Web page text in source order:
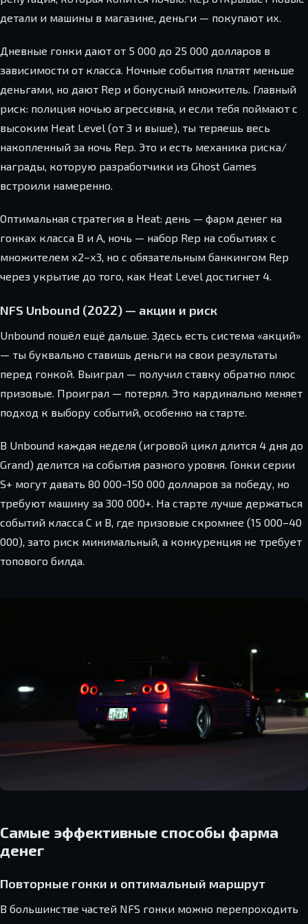
детали и машины в магазине, деньги — покупают их.
Дневные гонки дают от 5 000 до 25 000 долларов в
зависимости от класса. Ночные события платят меньше
деньгами, но дают Rep и бонусный множитель. Главный
риск: полиция ночью агрессивна, и если тебя поймают с
высоким Heat Level (от 3 и выше), ты теряешь весь
накопленный за ночь Rep. Это и есть механика риска/
награды, которую разработчики из Ghost Games
встроили намеренно.
Оптимальная стратегия в Heat: день — фарм денег на
гонках класса B и A, ночь — набор Rep на событиях с
множителем х2–х3, но с обязательным банкингом Rep
через укрытие до того, как Heat Level достигнет 4.
NFS Unbound (2022) — акции и риск
Unbound пошёл ещё дальше. Здесь есть система «акций»
— ты буквально ставишь деньги на свои результаты
перед гонкой. Выиграл — получил ставку обратно плюс
призовые. Проиграл — потерял. Это кардинально меняет
подход к выбору событий, особенно на старте.
В Unbound каждая неделя (игровой цикл длится 4 дня до
Grand) делится на события разного уровня. Гонки серии
S+ могут давать 80 000–150 000 долларов за победу, но
требуют машину за 300 000+. На старте лучше держаться
событий класса C и B, где призовые скромнее (15 000–40
000), зато риск минимальный, а конкуренция не требует
топового билда.
Самые эффективные способы фарма
денег
Повторные гонки и оптимальный маршрут
В большинстве частей NFS гонки можно перепроходить